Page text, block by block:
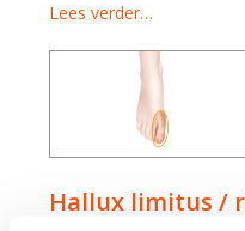
Lees verder…
Hallux limitus /